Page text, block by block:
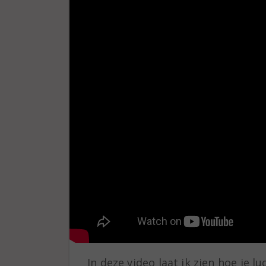
In deze video laat ik zien hoe je